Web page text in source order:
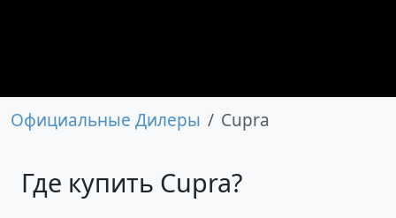
Официальные Дилеры Cupra
Где купить Cupra?